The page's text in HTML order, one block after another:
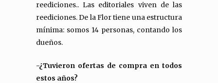
reediciones.. Las editoriales viven de las
reediciones. De la Flor tiene una estructura
mínima: somos 14 personas, contando los
dueños.
-¿Tuvieron ofertas de compra en todos
estos años?